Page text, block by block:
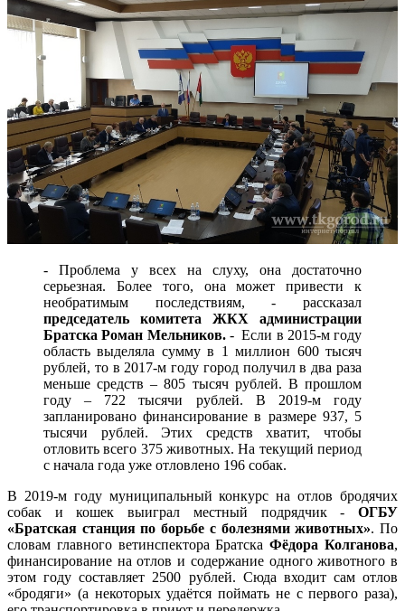
- Проблема у всех на слуху, она достаточно
серьезная. Более того, она может привести к
необратимым последствиям, - рассказал
председатель комитета ЖКХ администрации
Братска Роман Мельников.- Если в 2015-м году
область выделяла сумму в 1 миллион 600 тысяч
рублей, то в 2017-м году город получил в два раза
меньше средств – 805 тысяч рублей. В прошлом
году – 722 тысячи рублей. В 2019-м году
запланировано финансирование в размере 937, 5
тысячи рублей. Этих средств хватит, чтобы
отловить всего 375 животных. На текущий период
с начала года уже отловлено 196 собак.
В 2019-м году муниципальный конкурс на отлов бродячих
собак и кошек выиграл местный подрядчик - ОГБУ
«Братская станция по борьбе с болезнями животных». По
словам главного ветинспектора БратскаФёдора Колганова,
финансирование на отлов и содержание одного животного в
этом году составляет 2500 рублей. Сюда входит сам отлов
«бродяги» (а некоторых удаётся поймать не с первого раза),